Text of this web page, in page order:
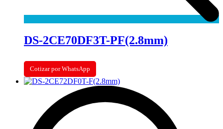
DS-2CE70DF3T-PF(2.8mm)
Cotizar por WhatsApp